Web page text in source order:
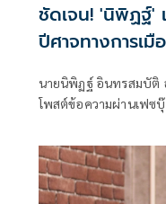
ชัดเจน! 'นิพิฏฐ์'
ปีศาจทางการเ
นายนิพิฏฐ์ อินทรสมบัติ
โพสต์ข้อความผ่านเฟซบุ๊
ความเห็นผม